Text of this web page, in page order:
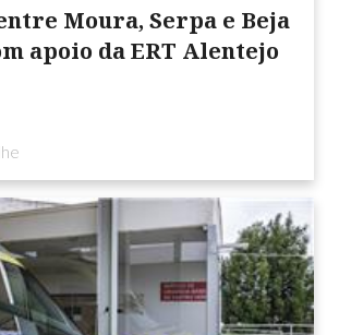
Moura, Serpa e Beja
apoio da ERT Alentejo